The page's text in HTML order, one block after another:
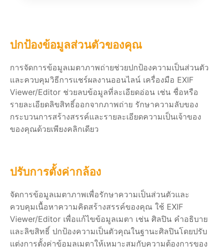
ปกป้องข้อมูลส่วนตัวของคุณ
การจัดการข้อมูลเมตาภาพถ่ายช่วยปกป้องความเป็นส่วนตัว
และควบคุมวิธีการแชร์ผลงานออนไลน์ เครื่องมือ EXIF
Viewer/Editor ช่วยลบข้อมูลที่ละเอียดอ่อน เช่น ชื่อหรือ
รายละเอียดลิขสิทธิ์ออกจากภาพถ่าย รักษาความลับของ
กระบวนการสร้างสรรค์และรายละเอียดความเป็นเจ้าของ
ของคุณด้วยเพียงคลิกเดียว
ปรับการตั้งค่ากล้อง
จัดการข้อมูลเมตาภาพเพื่อรักษาความเป็นส่วนตัวและ
ควบคุมเนื้อหาความคิดสร้างสรรค์ของคุณ ใช้ EXIF
Viewer/Editor เพื่อแก้ไขข้อมูลเมตา เช่น ศิลปิน คำอธิบาย
และลิขสิทธิ์ ปกป้องความเป็นตัวคุณในฐานะศิลปินโดยปรับ
แต่งการตั้งค่าข้อมูลเมตาให้เหมาะสมกับความต้องการของ